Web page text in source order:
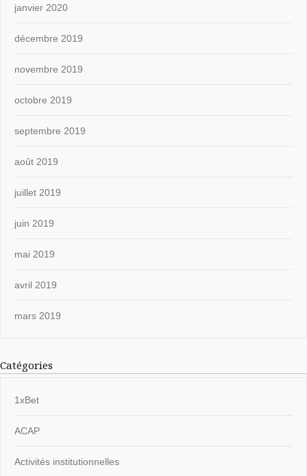
janvier 2020
décembre 2019
novembre 2019
octobre 2019
septembre 2019
août 2019
juillet 2019
juin 2019
mai 2019
avril 2019
mars 2019
Catégories
1xBet
ACAP
Activités institutionnelles